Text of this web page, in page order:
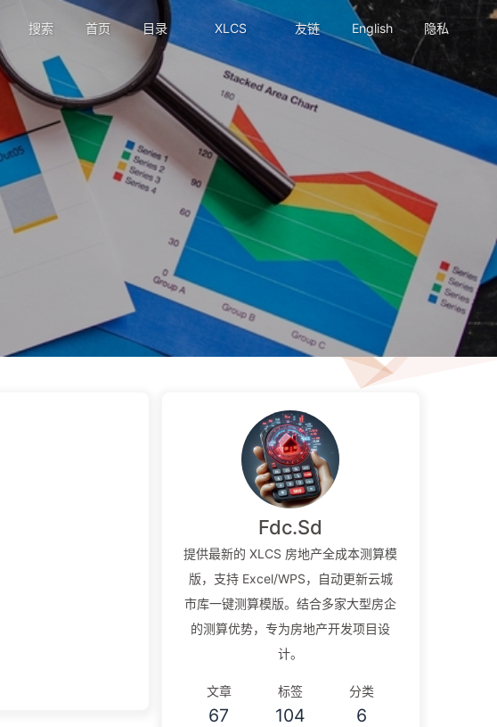
搜索 首页 目录 XLCS 友链 English 隐私
Fdc.Sd
提供最新的 XLCS 房地产全成本测算模
版，支持 Excel/WPS，自动更新云城
市库一键测算模版。结合多家大型房企
的测算优势，专为房地产开发项目设
计。
文章
67
标签
104
分类
6